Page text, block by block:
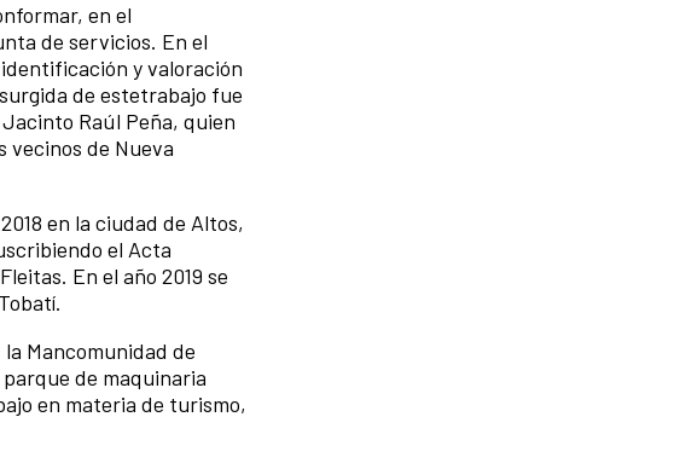
en el
de servicios. En el
y valoración
de estetrabajo fue
Raúl Peña, quien
vecinos de Nueva
en la ciudad de Altos,
el Acta
En el año 2019 se
Mancomunidad de
de maquinaria
en materia de turismo,